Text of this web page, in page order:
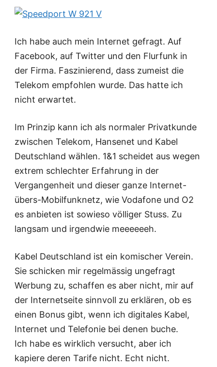
Ich habe auch mein Internet gefragt. Auf
Facebook, auf Twitter und den Flurfunk in
der Firma. Faszinierend, dass zumeist die
Telekom empfohlen wurde. Das hatte ich
nicht erwartet.
Im Prinzip kann ich als normaler Privatkunde
zwischen Telekom, Hansenet und Kabel
Deutschland wählen. 1&1 scheidet aus wegen
extrem schlechter Erfahrung in der
Vergangenheit und dieser ganze Internet-
übers-Mobilfunknetz, wie Vodafone und O2
es anbieten ist sowieso völliger Stuss. Zu
langsam und irgendwie meeeeeeh.
Kabel Deutschland ist ein komischer Verein.
Sie schicken mir regelmässig ungefragt
Werbung zu, schaffen es aber nicht, mir auf
der Internetseite sinnvoll zu erklären, ob es
einen Bonus gibt, wenn ich digitales Kabel,
Internet und Telefonie bei denen buche.
Ich habe es wirklich versucht, aber ich
kapiere deren Tarife nicht. Echt nicht.